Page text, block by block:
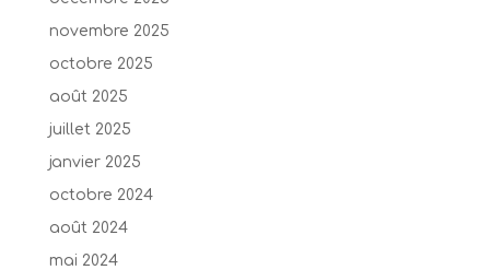
novembre 2025
octobre 2025
août 2025
juillet 2025
janvier 2025
octobre 2024
août 2024
mai 2024